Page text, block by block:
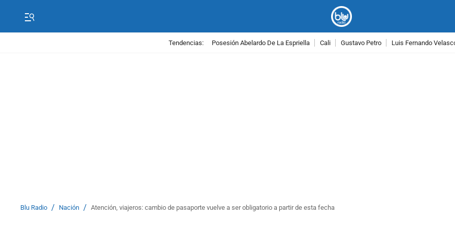
Tendencias: Posesión Abelardo De La Espriella Cali Gustavo Petro Luis Fernando
Blu Radio / Nación / Atención, viajeros: cambio de pasaporte vuelve a ser obligatorio a partir de esta fecha